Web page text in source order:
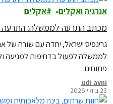
אנרגיה ואקלים אקלים
מכתב התרעה לממשלה: התרעה
גרינפיס ישראל, יחדה עם שורה של
לממשלה לפעול בדחיפות למניעה
פתוחים.
udi avni
23 ביולי 2026